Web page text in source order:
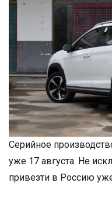
Серийное
уже 17 августа. Не
привезти в Россию